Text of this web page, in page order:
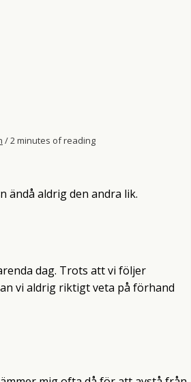
/2 minutes of reading
ändå aldrig den andra lik.
dag. Trots att vi följer
vi aldrig riktigt veta på förhand